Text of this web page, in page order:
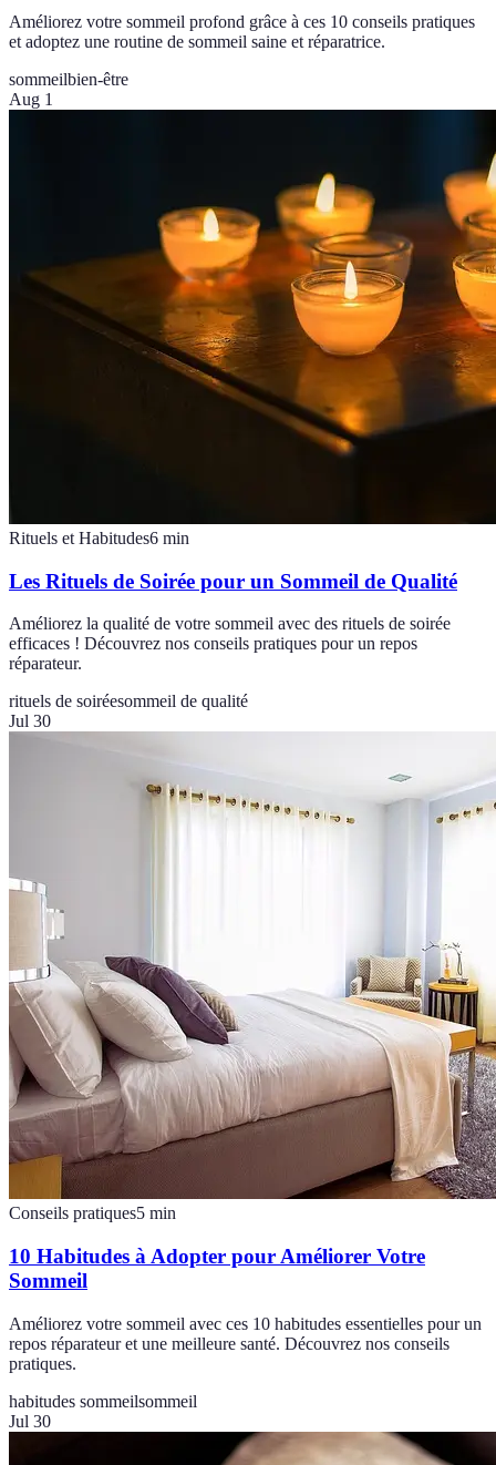
Améliorez votre sommeil profond grâce à ces 10 conseils pratiques
et adoptez une routine de sommeil saine et réparatrice.
sommeilbien-être
Aug 1
Rituels et Habitudes6 min
Les Rituels de Soirée pour un Sommeil de Qualité
Améliorez la qualité de votre sommeil avec des rituels de soirée
efficaces ! Découvrez nos conseils pratiques pour un repos
réparateur.
rituels de soiréesommeil de qualité
Jul 30
Conseils pratiques5 min
10 Habitudes à Adopter pour Améliorer Votre
Sommeil
Améliorez votre sommeil avec ces 10 habitudes essentielles pour un
repos réparateur et une meilleure santé. Découvrez nos conseils
pratiques.
habitudes sommeilsommeil
Jul 30